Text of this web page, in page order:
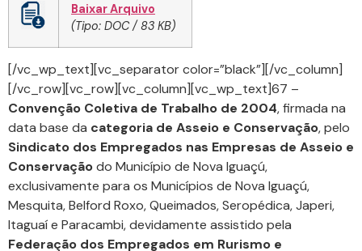
Baixar Arquivo
(Tipo: DOC / 83 KB)
[/vc_wp_text][vc_separator color=”black”][/vc_column]
[/vc_row][vc_row][vc_column][vc_wp_text]67 –
Convenção Coletiva de Trabalho de 2004, firmada na
data base da categoria de Asseio e Conservação, pelo
Sindicato dos Empregados nas Empresas de Asseio e
Conservaçãodo Município de Nova Iguaçú,
exclusivamente para os Municípios de Nova Iguaçú,
Mesquita, Belford Roxo, Queimados, Seropédica, Japeri,
Itaguaí e Paracambi, devidamente assistido pela
Federação dos Empregados em Rurismo e